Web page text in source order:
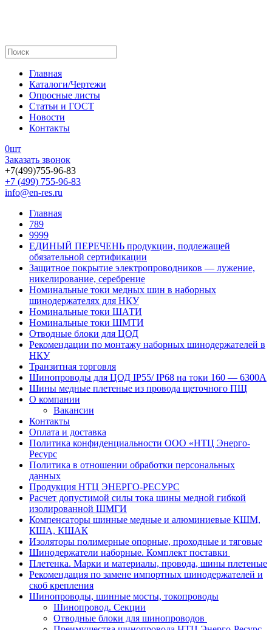
Главная
Каталоги/Чертежи
Опросные листы
Статьи и ГОСТ
Новости
Контакты
0шт
Заказать звонок
+7(499)755-96-83
+7 (499) 755-96-83
info@en-res.ru
Главная
789
9999
ЕДИНЫЙ ПЕРЕЧЕНЬ продукции, подлежащей
обязательной сертификации
Защитное покрытие электропроводников — лужение,
никелирование, серебрение
Номинальные токи медных шин в наборных
шинодержателях для НКУ
Номинальные токи ШАТИ
Номинальные токи ШМТИ
Отводные блоки для ЦОД
Рекомендации по монтажу наборных шинодержателей в
НКУ
Транзитная торговля
Шинопроводы для ЦОД IP55/ IP68 на токи 160 — 6300А
Шины медные плетеные из провода щеточного ПЩ
О компании
Вакансии
Контакты
Оплата и доставка
Политика конфиденциальности ООО «НТЦ Энерго-
Ресурс
Политика в отношении обработки персональных
данных
Продукция НТЦ ЭНЕРГО-РЕСУРС
Расчет допустимой силы тока шины медной гибкой
изолированной ШМГИ
Компенсаторы шинные медные и алюминиевые КШМ,
КША, КШАК
Изоляторы полимерные опорные, проходные и тяговые
Шинодержатели наборные. Комплект поставки
Плетенка. Марки и материалы, провода, шины плетеные
Рекомендация по замене импортных шинодержателей и
скоб крепления
Шинопроводы, шинные мосты, токопроводы
Шинопровод. Секции
Отводные блоки для шинопроводов